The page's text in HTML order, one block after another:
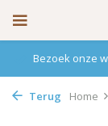
Bezoek onze
Terug Home